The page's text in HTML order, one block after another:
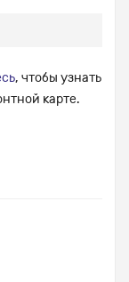
, чтобы узнать
карте.